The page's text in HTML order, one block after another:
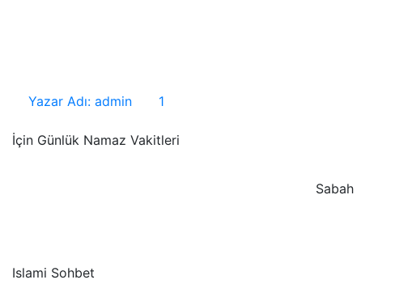
Yazar Adı: admin
1
İçin Günlük Namaz Vakitleri
Sabah
Islami Sohbet